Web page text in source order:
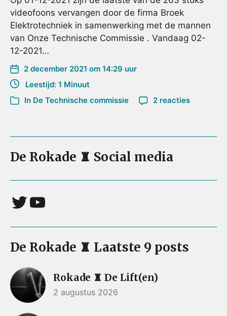
videofoons vervangen door de firma Broek
Elektrotechniek in samenwerking met de mannen
van Onze Technische Commissie . Vandaag 02-
12-2021…
2 december 2021 om 14:29 uur
Leestijd: 1 Minuut
In De Technische commissie 2 reacties
De Rokade ♜ Social media
De Rokade ♜ Laatste 9 posts
Rokade ♜ De Lift(en)
2 augustus 2026